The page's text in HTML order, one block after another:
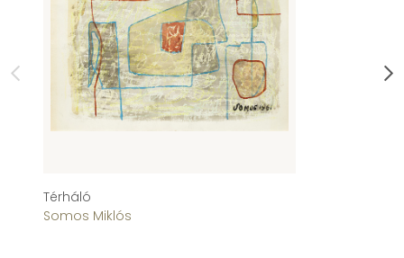
Térháló
Somos Miklós